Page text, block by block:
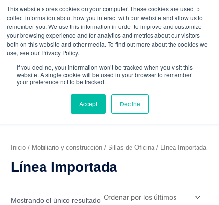
This website stores cookies on your computer. These cookies are used to
collect information about how you interact with our website and allow us to
remember you. We use this information in order to improve and customize
your browsing experience and for analytics and metrics about our visitors
both on this website and other media. To find out more about the cookies we
use, see our Privacy Policy.
If you decline, your information won’t be tracked when you visit this
website. A single cookie will be used in your browser to remember
your preference not to be tracked.
Accept Decline
contenido
W
h
a
t
s
a
p
F
a
c
e
b
k
Y
o
u
t
u
I
n
s
t
a
a
m
E
n
v
e
l
e
mercadeo@grupoeib.comWhatsApp:+57
3103229640PBX:+ 601 342 80 45
CONTACTO
Inicio/ Mobiliario y construcción/ Sillas de Oficina/ Línea Importada
Línea Importada
Mostrando el único resultado